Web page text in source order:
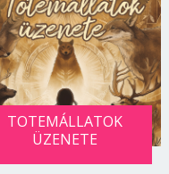
TOTEMÁLLATOK
ÜZENETE